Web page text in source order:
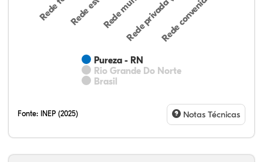
Pureza - RN
Rio Grande Do Norte
Brasil
Fonte: INEP (2025) Notas Técnicas